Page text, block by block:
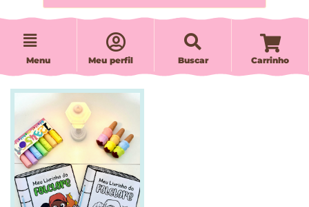
Menu Meu perfil Buscar Carrinho